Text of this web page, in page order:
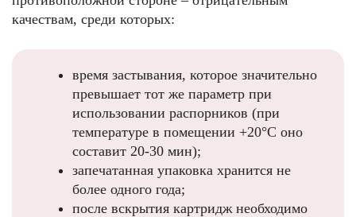
качествам, среди которых:
время застывания, которое значительно
превышает тот же параметр при
использовании распорников (при
температуре в помещении +20°С оно
составит 20-30 мин);
запечатанная упаковка хранится не
более одного года;
после вскрытия картридж необходимо